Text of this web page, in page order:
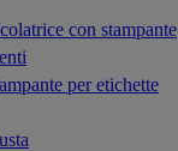
con stampante
per etichette